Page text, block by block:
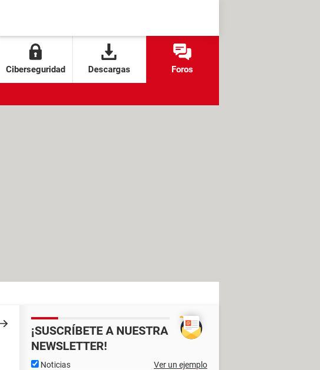
Ciberseguridad Descargas Foros
¡SUSCRÍBETE A NUESTRA
NEWSLETTER!
Noticias Ver un ejemplo